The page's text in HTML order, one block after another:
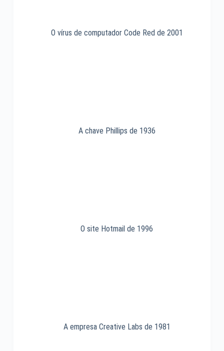
O vírus de computador Code Red de 2001
A chave Phillips de 1936
O site Hotmail de 1996
A empresa Creative Labs de 1981